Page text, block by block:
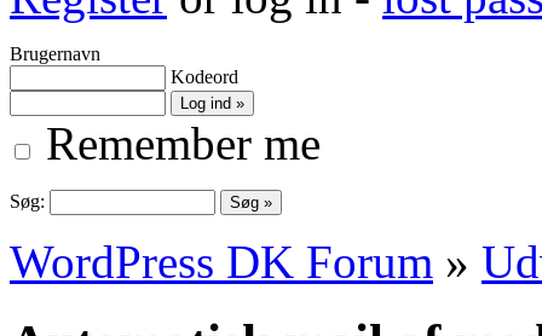
Brugernavn
Kodeord
Remember me
Søg:
WordPress DK Forum »